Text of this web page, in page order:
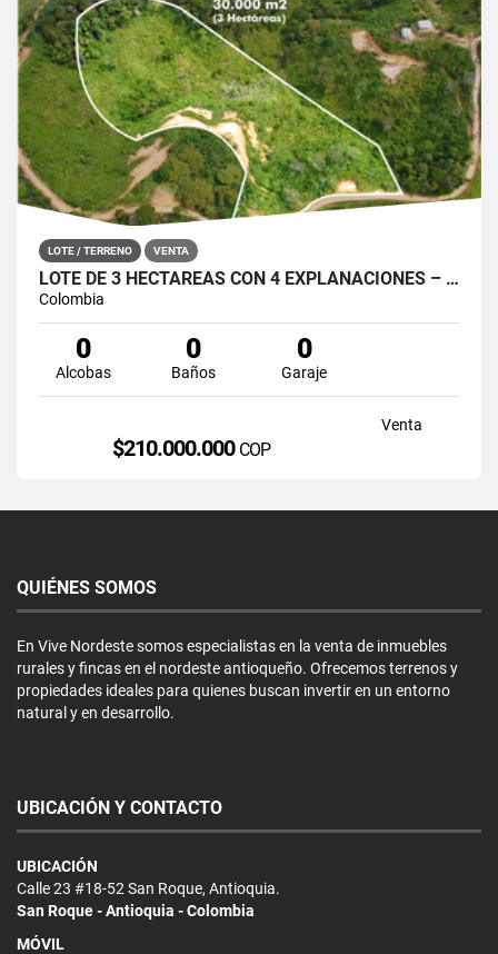
LOTE / TERRENO VENTA
LOTE DE 3 HECTÁREAS CON 4 EXPLANACIONES – SAN ROQUE, ANTIOQUIA
Colombia
0
Alcobas
0
Baños
0
Garaje
Venta
$210.000.000 COP
QUIÉNES SOMOS
En Vive Nordeste somos especialistas en la venta de inmuebles
rurales y fincas en el nordeste antioqueño. Ofrecemos terrenos y
propiedades ideales para quienes buscan invertir en un entorno
natural y en desarrollo.
UBICACIÓN Y CONTACTO
UBICACIÓN
Calle 23 #18-52 San Roque, Antioquia.
San Roque - Antioquia - Colombia
MÓVIL